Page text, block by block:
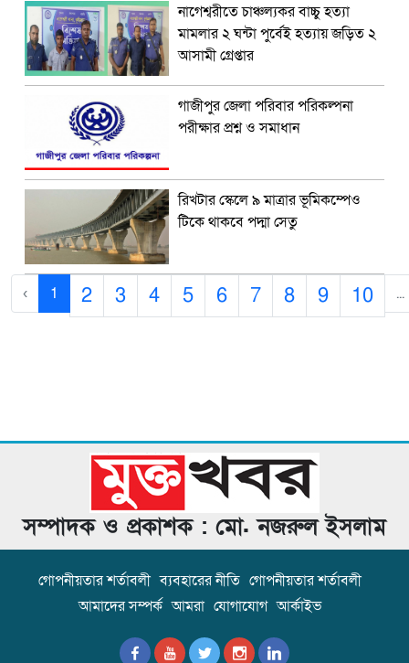
নাগেশ্বরীতে চাঞ্চল্যকর বাচ্চু হত্যা
মামলার ২ ঘন্টা পুর্বেই হত্যায় জড়িত ২
আসামী গ্রেপ্তার
গাজীপুর জেলা পরিবার পরিকল্পনা
পরীক্ষার প্রশ্ন ও সমাধান
রিখটার স্কেলে ৯ মাত্রার ভূমিকম্পেও
টিকে থাকবে পদ্মা সেতু
‹ 1 2 3 4 5 6 7 8 9 10 ...
সম্পাদক ও প্রকাশক : মো. নজরুল ইসলাম
গোপনীয়তার শর্তাবলী ব্যবহারের নীতি গোপনীয়তার শর্তাবলী
আমাদের সম্পর্ক আমরা যোগাযোগ আর্কাইভ